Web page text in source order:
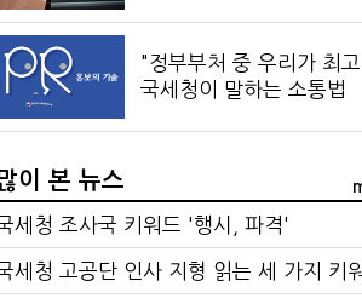
"정부부처 중 우리가 최
국세청이 말하는 소통법
이 본 뉴스
세청 조사국 키워드 '행시, 파격'
세청 고공단 인사 지형 읽는 세 가지 키